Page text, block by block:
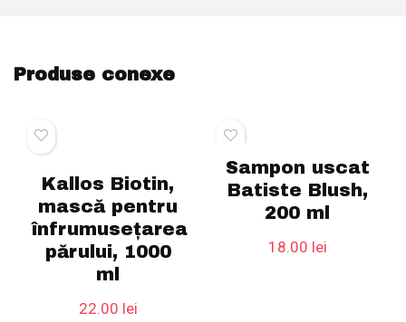
Produse conexe
Kallos Biotin,
mască pentru
înfrumusețarea
părului, 1000
ml
22.00 lei
Sampon uscat
Batiste Blush,
200 ml
18.00 lei